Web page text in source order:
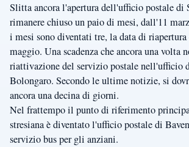
Slitta ancora l'apertura dell'ufficio postale di
rimanere chiuso un paio di mesi, dall'11
i mesi sono diventati tre, la data di
maggio. Una scadenza che ancora una volta
riattivazione del servizio postale nell'ufficio
Bolongaro. Secondo le ultime notizie, si
ancora una decina di giorni.
Nel frattempo il punto di riferimento
stresiana è diventato l'ufficio postale di
servizio bus per gli anziani.